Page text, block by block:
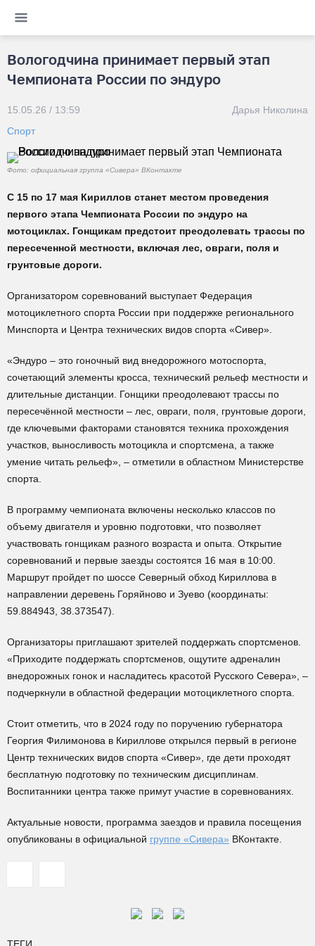
Вологодчина принимает первый этап
Чемпионата России по эндуро
15.05.26 / 13:59
Дарья Николина
Спорт
Фото: официальная группа «Сивера» ВКонтакте
С 15 по 17 мая Кириллов станет местом проведения
первого этапа Чемпионата России по эндуро на
мотоциклах. Гонщикам предстоит преодолевать трассы по
пересеченной местности, включая лес, овраги, поля и
грунтовые дороги.
Организатором соревнований выступает Федерация
мотоциклетного спорта России при поддержке регионального
Минспорта и Центра технических видов спорта «Сивер».
«Эндуро – это гоночный вид внедорожного мотоспорта,
сочетающий элементы кросса, технический рельеф местности и
длительные дистанции. Гонщики преодолевают трассы по
пересечённой местности – лес, овраги, поля, грунтовые дороги,
где ключевыми факторами становятся техника прохождения
участков, выносливость мотоцикла и спортсмена, а также
умение читать рельеф», – отметили в областном Министерстве
спорта.
В программу чемпионата включены несколько классов по
объему двигателя и уровню подготовки, что позволяет
участвовать гонщикам разного возраста и опыта. Открытие
соревнований и первые заезды состоятся 16 мая в 10:00.
Маршрут пройдет по шоссе Северный обход Кириллова в
направлении деревень Горяйново и Зуево (координаты:
59.884943, 38.373547).
Организаторы приглашают зрителей поддержать спортсменов.
«Приходите поддержать спортсменов, ощутите адреналин
внедорожных гонок и насладитесь красотой Русского Севера», –
подчеркнули в областной федерации мотоциклетного спорта.
Стоит отметить, что в 2024 году по поручению губернатора
Георгия Филимонова в Кириллове открылся первый в регионе
Центр технических видов спорта «Сивер», где дети проходят
бесплатную подготовку по техническим дисциплинам.
Воспитанники центра также примут участие в соревнованиях.
Актуальные новости, программа заездов и правила посещения
опубликованы в официальной группе «Сивера» ВКонтакте.